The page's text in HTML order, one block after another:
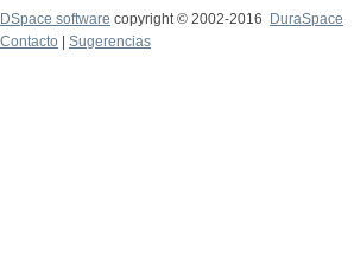
DSpace software copyright © 2002-2016
DuraSpace
Contacto
Sugerencias